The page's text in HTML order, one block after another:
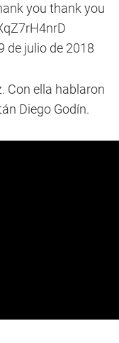
you thank you
de julio de 2018
Con ella hablaron
Diego Godín.